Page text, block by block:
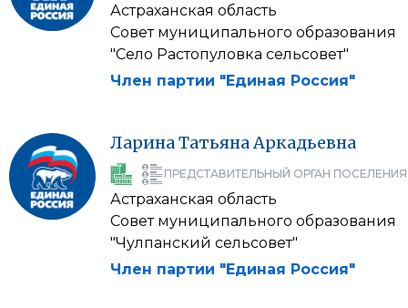
Астраханская область
Совет муниципального образования
"Село Растопуловка сельсовет"
Член партии "Единая Россия"
ЛаринаТатьянаАркадьевна
ПРЕДСТАВИТЕЛЬНЫЙ ОРГАН ПОСЕЛЕНИЯ
Астраханская область
Совет муниципального образования
"Чулпанский сельсовет"
Член партии "Единая Россия"